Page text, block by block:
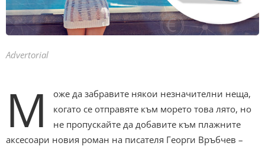
Advertorial
М
оже да забравите някои незначителни неща,
когато се отправяте към морето това лято, но
не пропускайте да добавите към плажните
аксесоари новия роман на писателя Георги Връбчев –